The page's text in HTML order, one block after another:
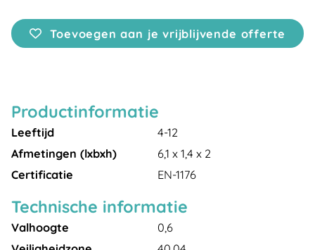
Toevoegen aan je vrijblijvende offerte
Productinformatie
Leeftijd
4-12
Afmetingen (lxbxh)
6,1 x 1,4 x 2
Certificatie
EN-1176
Technische informatie
Valhoogte
0,6